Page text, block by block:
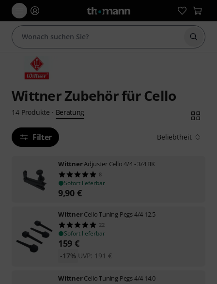
Suche
Wittner Zubehör für Cello
14 Produkte · Beratung
Filter Beliebtheit
WittnerAdjuster Cello 4/4 - 3/4 BK
8
Sofort lieferbar
9,90 €
WittnerCello Tuning Pegs 4/4 12,5
22
Sofort lieferbar
159 €
UVP: 191 €
-17%
WittnerCello Tuning Pegs 4/4 14,0